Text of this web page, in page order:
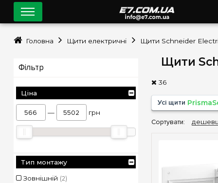
Щити
36
Усі щити
Сортувати:
Фільтр
Ціна
— грн
Тип монтажу
Зовнішній (2)
Головна Щити електричні Щити Schneider